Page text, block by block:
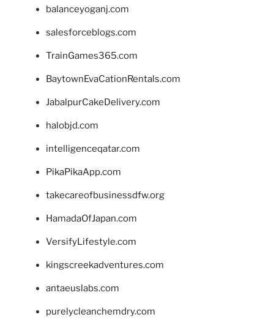
balanceyoganj.com
salesforceblogs.com
TrainGames365.com
BaytownEvaCationRentals.com
JabalpurCakeDelivery.com
halobjd.com
intelligenceqatar.com
PikaPikaApp.com
takecareofbusinessdfw.org
HamadaOfJapan.com
VersifyLifestyle.com
kingscreekadventures.com
antaeuslabs.com
purelycleanchemdry.com